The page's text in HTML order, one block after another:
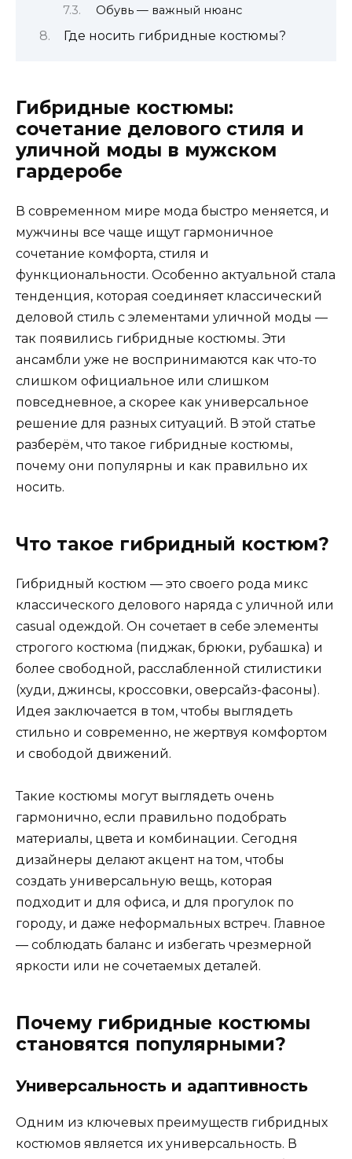
Обувь — важный нюанс
Где носить гибридные костюмы?
Гибридные костюмы:
сочетание делового стиля и
уличной моды в мужском
гардеробе
В современном мире мода быстро меняется, и
мужчины все чаще ищут гармоничное
сочетание комфорта, стиля и
функциональности. Особенно актуальной стала
тенденция, которая соединяет классический
деловой стиль с элементами уличной моды —
так появились гибридные костюмы. Эти
ансамбли уже не воспринимаются как что-то
слишком официальное или слишком
повседневное, а скорее как универсальное
решение для разных ситуаций. В этой статье
разберём, что такое гибридные костюмы,
почему они популярны и как правильно их
носить.
Что такое гибридный костюм?
Гибридный костюм — это своего рода микс
классического делового наряда с уличной или
casual одеждой. Он сочетает в себе элементы
строгого костюма (пиджак, брюки, рубашка) и
более свободной, расслабленной стилистики
(худи, джинсы, кроссовки, оверсайз-фасоны).
Идея заключается в том, чтобы выглядеть
стильно и современно, не жертвуя комфортом
и свободой движений.
Такие костюмы могут выглядеть очень
гармонично, если правильно подобрать
материалы, цвета и комбинации. Сегодня
дизайнеры делают акцент на том, чтобы
создать универсальную вещь, которая
подходит и для офиса, и для прогулок по
городу, и даже неформальных встреч. Главное
— соблюдать баланс и избегать чрезмерной
яркости или не сочетаемых деталей.
Почему гибридные костюмы
становятся популярными?
Универсальность и адаптивность
Одним из ключевых преимуществ гибридных
костюмов является их универсальность. В